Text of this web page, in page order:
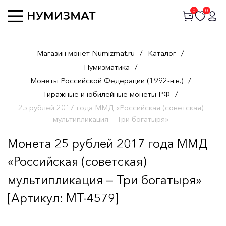
0 0
Магазин монет Numizmat.ru / Каталог /
Нумизматика /
Монеты Российской Федерации (1992-н.в.) /
Тиражные и юбилейные монеты РФ /
25 рублей 2017 года ММД «Российская (советская)
мультипликация — Три богатыря»
Монета 25 рублей 2017 года ММД
«Российская (советская)
мультипликация — Три богатыря»
[Артикул: MT-4579]